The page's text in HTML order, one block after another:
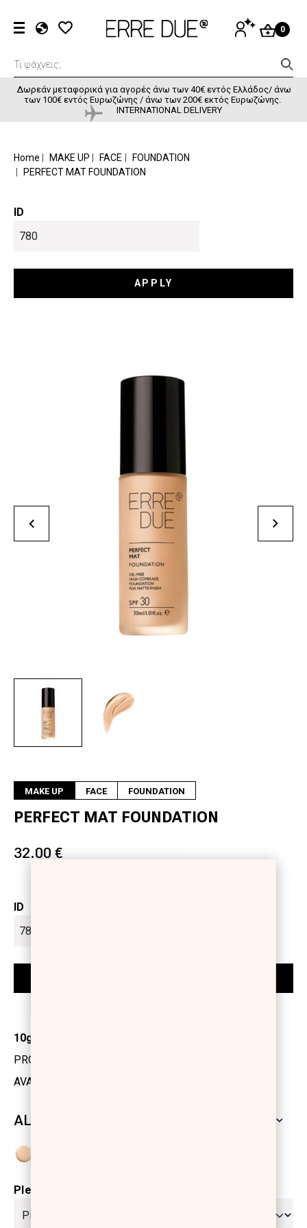
EN
FR
User
ΕΊΣΟΔΟΣ0
Δωρεάν μεταφορικά για αγορές άνω των 40€ εντός Ελλάδος/ άνω
των 100€ εντός Ευρωζώνης / άνω των 200€ εκτός Ευρωζώνης.
INTERNATIONAL DELIVERY
BREADCRUMB
Home MAKE UP FACE
FOUNDATION
PERFECT MAT FOUNDATION
ID
MAKE UP FACE FOUNDATION
PERFECT MAT FOUNDATION
32.00 €
ID
10gr
PRODUCT CODE: 1196104
AVAILABILITY: IN STOCK
ALL SHADES
Please select